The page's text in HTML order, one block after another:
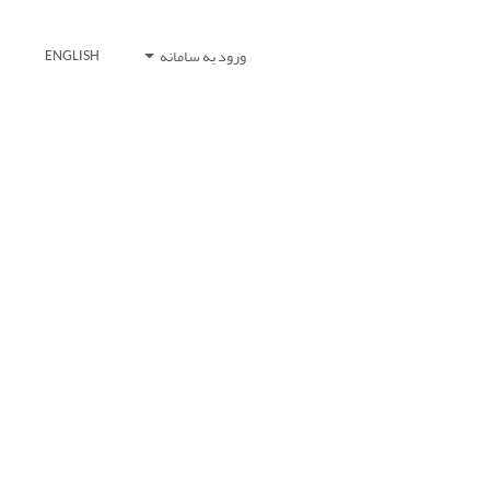
ورود به سامانه ENGLISH